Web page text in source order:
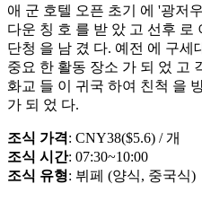
애 군 호텔 오픈 초기 에 '광저
다운 칭 호 를 받 았 고 선후 로
단청 을 남 겼 다. 예전 에 구세
중요 한 활동 장소 가 되 었 고
화교 들 이 귀국 하여 친척 을
가 되 었 다.
조식 가격: CNY38($5.6) / 개
조식 시간: 07:30~10:00
조식 유형: 뷔페 (양식, 중국식)